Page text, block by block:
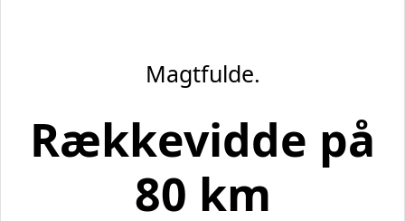
Magtfulde.
Rækkevidde på
80 km